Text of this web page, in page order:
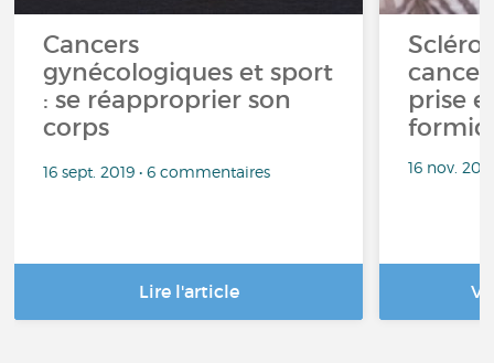
Cancers
gynécologiques et sport
: se réapproprier son
corps
16 sept. 2019 • 6 commentaires
Lire l'article
cancer
prise
16 nov.